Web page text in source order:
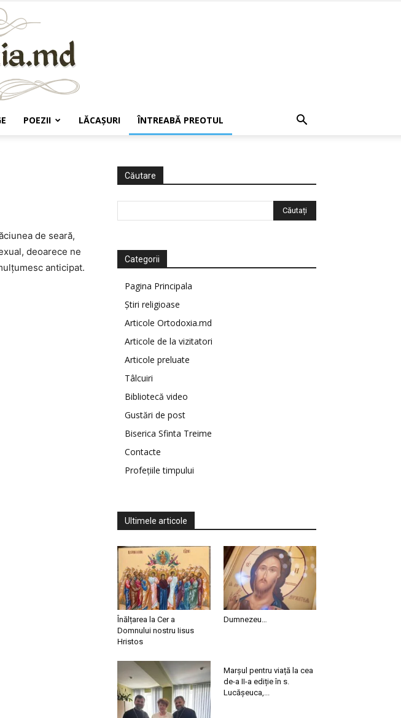
POEZII LĂCAŞURI ÎNTREABĂ PREOTUL
de seară,
deoarece ne
anticipat.
Căutare
Categorii
Pagina Principala
Știri religioase
Articole Ortodoxia.md
Articole de la vizitatori
Articole preluate
Tâlcuiri
Bibliotecă video
Gustări de post
Biserica Sfinta Treime
Contacte
Profețiile timpului
Ultimele articole
Înălțarea la Cer a
Domnului nostru Iisus
Hristos
Dumnezeu…
Marșul pentru viață la cea
de-a II-a ediție în s.
Lucășeuca,...